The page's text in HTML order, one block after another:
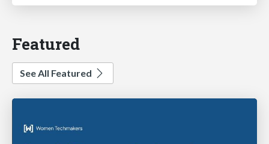
Featured
See All Featured